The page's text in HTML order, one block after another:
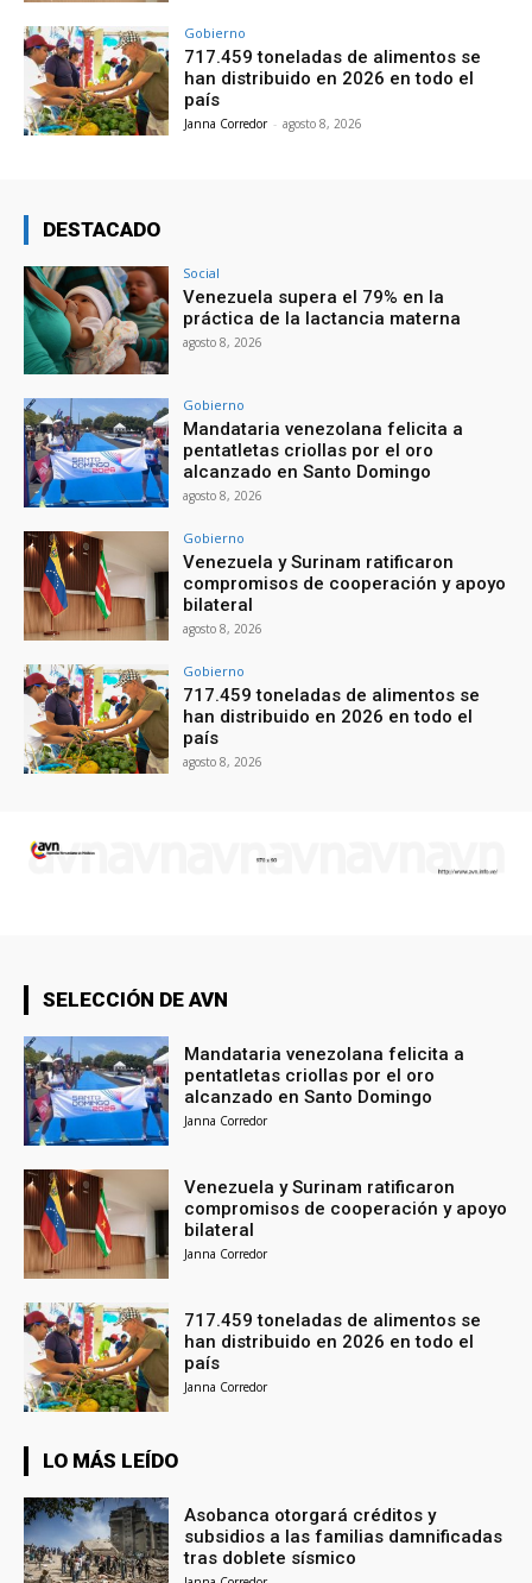
Gobierno
717.459 toneladas de alimentos se
han distribuido en 2026 en todo el
país
Janna Corredor - agosto 8, 2026
DESTACADO
Social
Venezuela supera el 79% en la
práctica de la lactancia materna
agosto 8, 2026
Gobierno
Mandataria venezolana felicita a
pentatletas criollas por el oro
alcanzado en Santo Domingo
agosto 8, 2026
Gobierno
Venezuela y Surinam ratificaron
compromisos de cooperación y apoyo
bilateral
agosto 8, 2026
Gobierno
717.459 toneladas de alimentos se
han distribuido en 2026 en todo el
país
agosto 8, 2026
SELECCIÓN DE AVN
Mandataria venezolana felicita a
pentatletas criollas por el oro
alcanzado en Santo Domingo
Janna Corredor
Venezuela y Surinam ratificaron
compromisos de cooperación y apoyo
bilateral
Janna Corredor
717.459 toneladas de alimentos se
han distribuido en 2026 en todo el
país
Janna Corredor
LO MÁS LEÍDO
Asobanca otorgará créditos y
subsidios a las familias damnificadas
tras doblete sísmico